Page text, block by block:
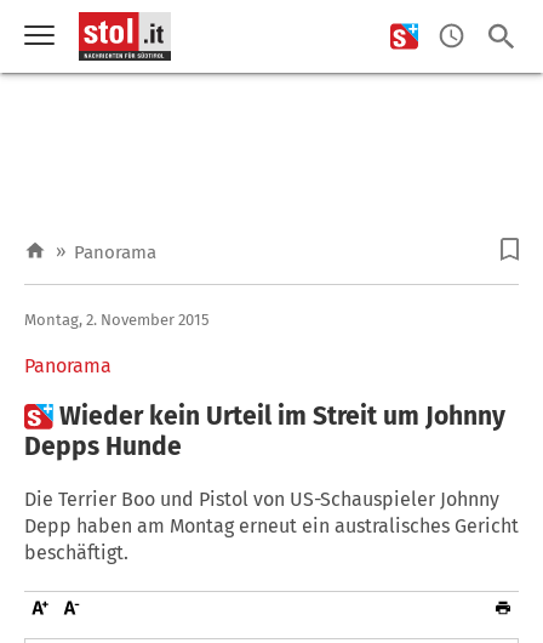
» Panorama
Panorama
Montag, 2. November 2015
Wieder kein Urteil im Streit um Johnny
Depps Hunde
Die Terrier Boo und Pistol von US-Schauspieler Johnny
Depp haben am Montag erneut ein australisches Gericht
beschäftigt.